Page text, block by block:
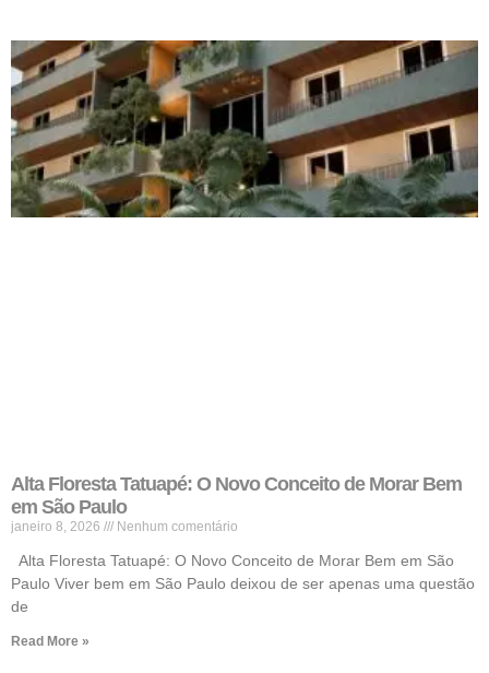
Alta Floresta Tatuapé: O Novo Conceito de Morar Bem
em São Paulo
janeiro 8, 2026 Nenhum comentário
Alta Floresta Tatuapé: O Novo Conceito de Morar Bem em São
Paulo Viver bem em São Paulo deixou de ser apenas uma questão
de
Read More »